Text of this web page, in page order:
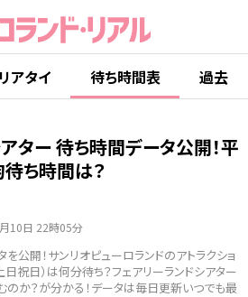
リアタイ 待ち時間表 過去
ター 待ち時間データ公開！平
ち時間は？
10日 22時05分
公開！サンリオピューロランドのアトラクショ
祝日）は何分待ち？フェアリーランドシアター
のか？が分かる！データは毎日更新いつでも最